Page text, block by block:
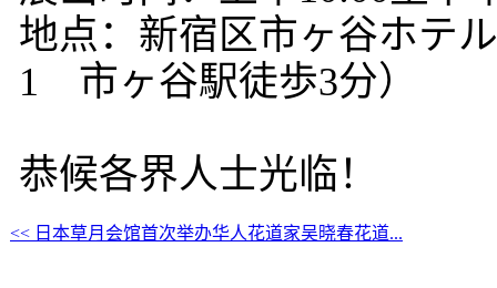
地点：新宿区市ヶ谷ホテ
1 市ヶ谷駅徒歩3分）
恭候各界人士光临！
<< 日本草月会馆首次举办华人花道家吴晓春花道...